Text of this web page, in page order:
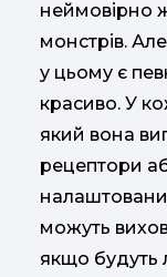
неймовірно
монстрів.
у цьому є
красиво. У
який вона
рецептори
можуть
якщо будуть